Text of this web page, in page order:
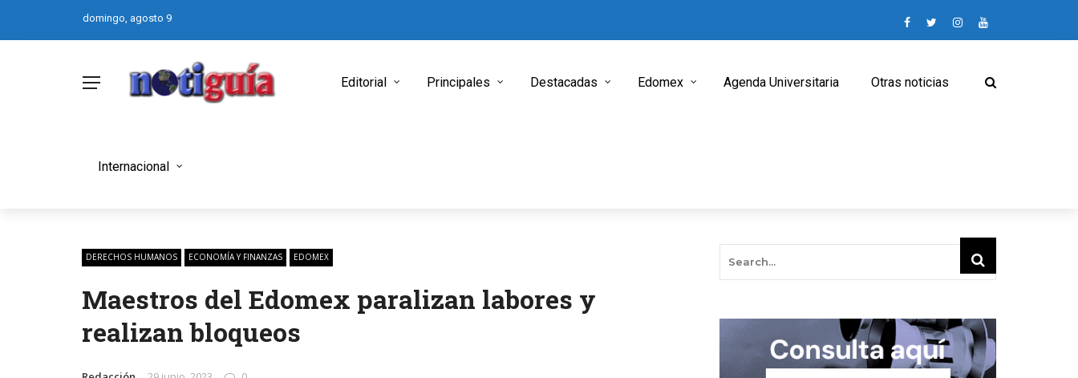
domingo, agosto 9
Editorial Principales Destacadas Edomex Agenda Universitaria Otras noticias
Internacional
DERECHOS HUMANOS ECONOMÍA Y FINANZAS EDOMEX
Maestros del Edomex paralizan labores y
realizan bloqueos